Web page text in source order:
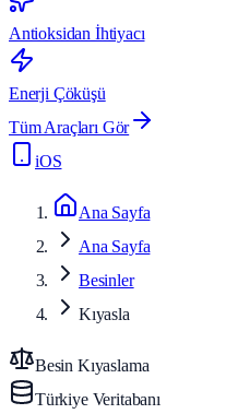
Antioksidan İhtiyacı
Enerji Çöküşü
Tüm Araçları Gör
iOS
Ana Sayfa
Ana Sayfa
Besinler
Kıyasla
Besin Kıyaslama
Türkiye Veritabanı